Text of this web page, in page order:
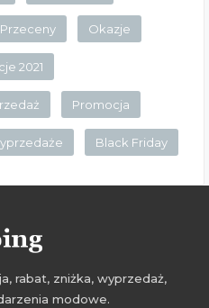
Przeceny Okazje
2021
Promocja
Black Friday
rabat, zniżka, wyprzedaż,
modowe.